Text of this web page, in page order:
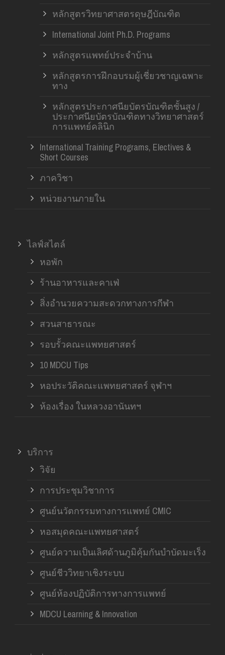
หลักสูตรวิทยาศาสตรดุษฎีบัณฑิต
International Joint Ph.D. Programs
หลักสูตรแพทย์ประจำบ้าน
หลักสูตรการฝึกอบรมผู้เชี่ยวชาญเฉพาะ
ทาง
หลักสูตรประกาศนียบัตรบัณฑิตชั้นสูง /
ประกาศนียบัตรบัณฑิตทางวิทยาศาสตร์
การแพทย์คลินิก
International Training Programs, Electives &
Short Courses
ภาควิชา
หน่วยงานภายใน
ไลฟ์สไตล์
หอพัก
ร้านอาหารและคาเฟ่
สิ่งอำนวยความสะดวกทางการกีฬา
สวนสาธารณะ
รอบรั้วคณะแพทยศาสตร์
10 MDCU Tips
หอประวัติคณะแพทยศาสตร์ จุฬาฯ
ห้องเรื่อง ในหลวงอานันทฯ
บริการ
วิจัย
การประชุมวิชาการ
ศูนย์นวัตกรรมทางการแพทย์ CMIC
หอสมุดคณะแพทยศาสตร์
ศูนย์ความเป็นเลิศด้านภูมิคุ้มกันบำบัดมะเร็ง
ศูนย์ชีววิทยาเชิงระบบ
ศูนย์ห้องปฏิบัติการทางการแพทย์
MDCU Learning & Innovation